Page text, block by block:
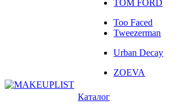
TOM FORD
Too Faced
Tweezerman
Urban Decay
ZOEVA
Каталог